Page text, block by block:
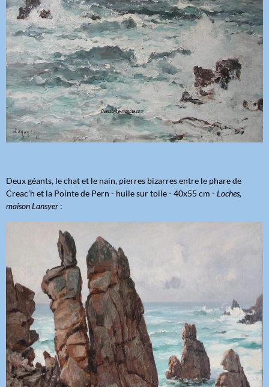
Deux géants, le chat et le nain, pierres bizarres entre le phare de
Creac’h et la Pointe de Pern - huile sur toile - 40x55 cm -Loches,
maison Lansyer :